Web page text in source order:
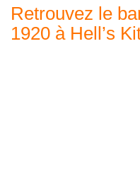
Retrouvez le
1920 à Hell’s